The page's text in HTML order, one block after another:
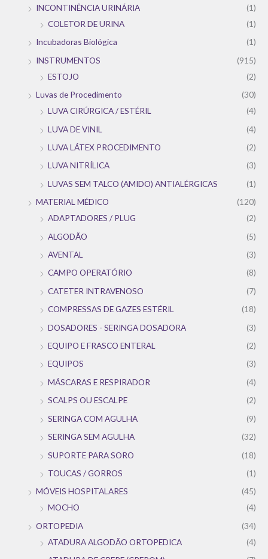
INCONTINÊNCIA URINÁRIA
(1)
COLETOR DE URINA
(1)
Incubadoras Biológica
(1)
INSTRUMENTOS
(915)
ESTOJO
(2)
Luvas de Procedimento
(30)
LUVA CIRÚRGICA / ESTÉRIL
(4)
LUVA DE VINIL
(4)
LUVA LÁTEX PROCEDIMENTO
(2)
LUVA NITRÍLICA
(3)
LUVAS SEM TALCO (AMIDO) ANTIALÉRGICAS
(1)
MATERIAL MÉDICO
(120)
ADAPTADORES / PLUG
(2)
ALGODÃO
(5)
AVENTAL
(3)
CAMPO OPERATÓRIO
(8)
CATETER INTRAVENOSO
(7)
COMPRESSAS DE GAZES ESTÉRIL
(18)
DOSADORES - SERINGA DOSADORA
(3)
EQUIPO E FRASCO ENTERAL
(2)
EQUIPOS
(3)
MÁSCARAS E RESPIRADOR
(4)
SCALPS OU ESCALPE
(2)
SERINGA COM AGULHA
(9)
SERINGA SEM AGULHA
(32)
SUPORTE PARA SORO
(18)
TOUCAS / GORROS
(1)
MÓVEIS HOSPITALARES
(45)
MOCHO
(4)
ORTOPEDIA
(34)
ATADURA ALGODÃO ORTOPEDICA
(4)